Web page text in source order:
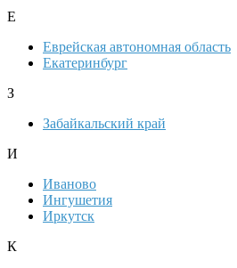
Е
Еврейская автономная область
Екатеринбург
З
Забайкальский край
И
Иваново
Ингушетия
Иркутск
К